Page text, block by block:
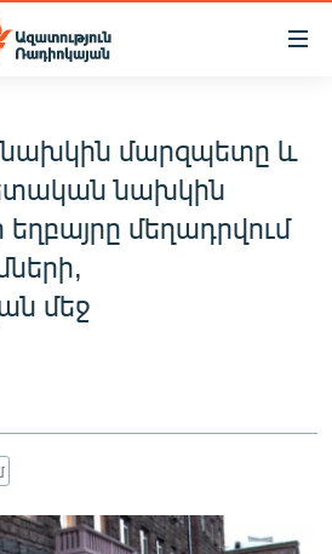
մարզպետը և
նախկին
մեղադրվում
մեջ